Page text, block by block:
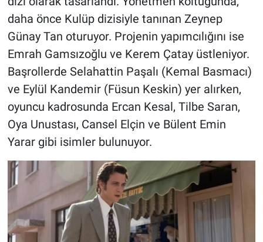
daha önce Kulüp dizisiyle tanınan Zeynep
Günay Tan oturuyor. Projenin yapımcılığını ise
Emrah Gamsızoğlu ve Kerem Çatay üstleniyor.
Başrollerde Selahattin Paşalı (Kemal Basmacı)
ve Eylül Kandemir (Füsun Keskin) yer alırken,
oyuncu kadrosunda Ercan Kesal, Tilbe Saran,
Oya Unustası, Cansel Elçin ve Bülent Emin
Yarar gibi isimler bulunuyor.